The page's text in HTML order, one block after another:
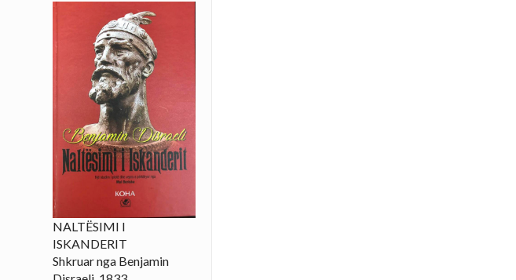
NALTËSIMI I
ISKANDERIT
Shkruar nga Benjamin